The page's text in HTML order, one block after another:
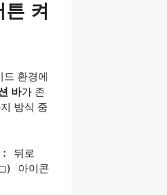
켜
드 환경에
바가 존
방식 중
: 뒤로
아이콘